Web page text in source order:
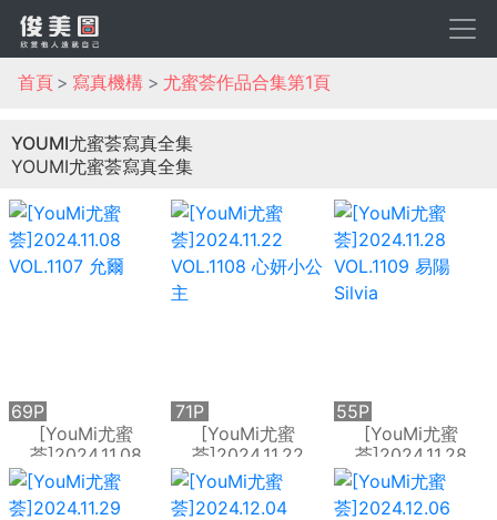
首頁 寫真機構 尤蜜荟作品合集第1頁
YOUMI尤蜜荟寫真全集
YOUMI尤蜜荟寫真全集
[YouMi尤蜜
荟]2024.11.08
VOL.1107 允爾
69P
[YouMi尤蜜
荟]2024.11.22
VOL.1108 心妍小公
主
71P
[YouMi尤蜜
荟]2024.11.28
VOL.1109 易陽
Silvia
55P